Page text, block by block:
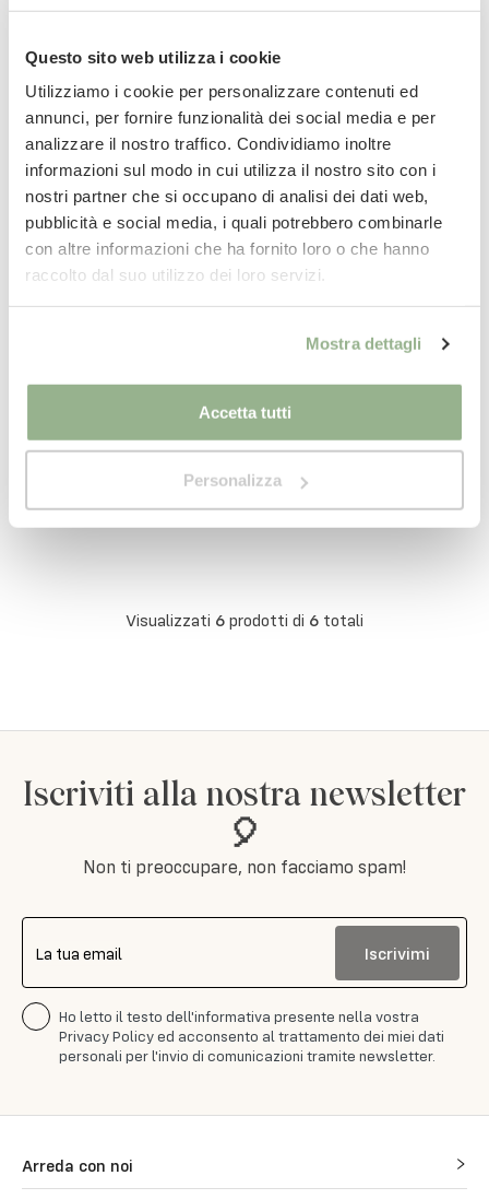
Questo sito web utilizza i cookie
Utilizziamo i cookie per personalizzare contenuti ed
annunci, per fornire funzionalità dei social media e per
analizzare il nostro traffico. Condividiamo inoltre
informazioni sul modo in cui utilizza il nostro sito con i
nostri partner che si occupano di analisi dei dati web,
pubblicità e social media, i quali potrebbero combinarle
con altre informazioni che ha fornito loro o che hanno
raccolto dal suo utilizzo dei loro servizi.
Mostra dettagli
Accetta tutti
Personalizza
Blue 31,5 x 42 cm
72,21€
49,95€
(6)
PIP STUDIO AMSTERDAM
Vaso Metal 32 cm - 6 Colori
64,95€
Tazza Lettera O alfabeto
fantasia Floreale in
Porcellana
Visualizzati 6 prodotti di 6 totali
Iscriviti alla nostra newsletter
🎈
Non ti preoccupare, non facciamo spam!
La tua email Iscrivimi
Ho letto il testo dell'informativa presente nella vostra
Privacy Policy ed acconsento al trattamento dei miei dati
personali per l'invio di comunicazioni tramite newsletter.
Arreda con noi